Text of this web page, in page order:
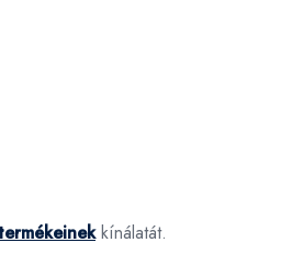
kínálatát.